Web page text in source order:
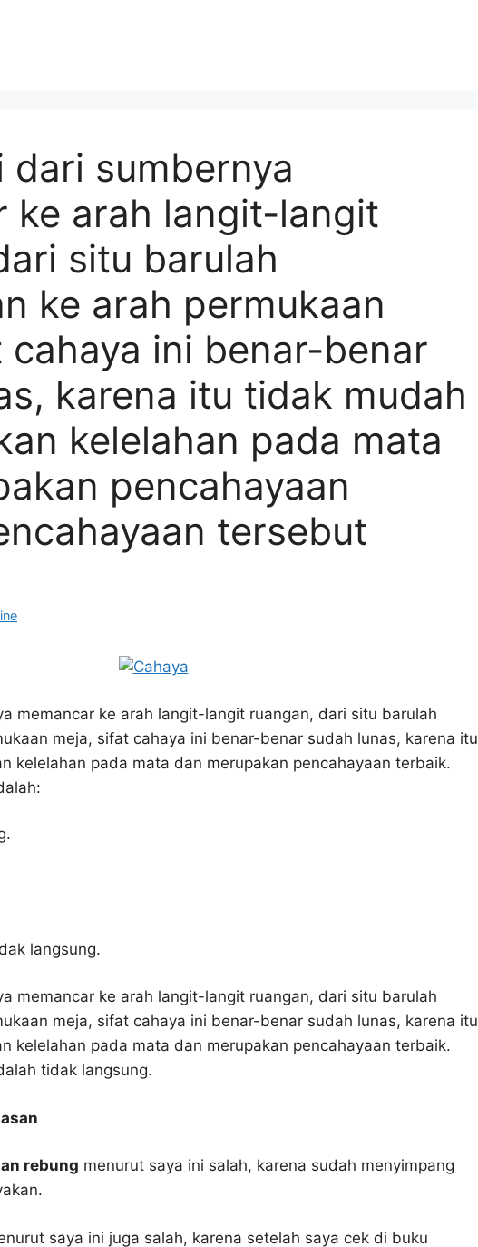
dari sumbernya
ke arah langit-langit
situ barulah
ke arah permukaan
cahaya ini benar-benar
karena itu tidak mudah
kelelahan pada mata
pencahayaan
tersebut
memancar ke arah langit-langit ruangan, dari situ barulah
meja, sifat cahaya ini benar-benar sudah lunas, karena itu
kelelahan pada mata dan merupakan pencahayaan terbaik.
langsung.
memancar ke arah langit-langit ruangan, dari situ barulah
meja, sifat cahaya ini benar-benar sudah lunas, karena itu
kelelahan pada mata dan merupakan pencahayaan terbaik.
tidak langsung.
rebung menurut saya ini salah, karena sudah menyimpang
saya ini juga salah, karena setelah saya cek di buku